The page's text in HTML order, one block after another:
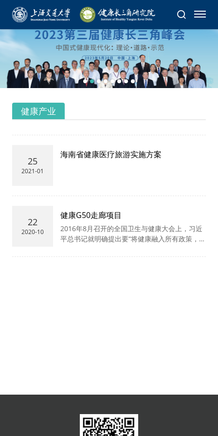
健康产业
25
2021-01
海南省健康医疗旅游实施方案
22
2020-10
健康G50走廊项目
2016年8月召开的全国卫生与健康大会上，习近
平总书记就明确提出要“将健康融入所有政策，人
小康。要把人民健康放在优先发展的战略地位”。